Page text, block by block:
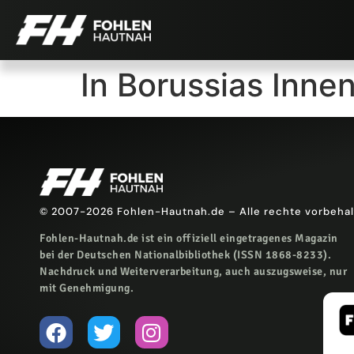
In Borussias
© 2007-2026 Fohlen-Hautnah.de – Alle rechte
Fohlen-Hautnah.de ist ein offiziell eingetragenes Magazin
bei der Deutschen Nationalbibliothek (ISSN 1868-8233).
Nachdruck und Weiterverarbeitung, auch auszugsweise, nur
mit Genehmigung.